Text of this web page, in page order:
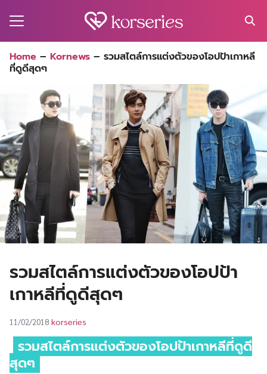
for:
Home – Kornews – รวมสไตล์การแต่งตัวของโอปป้าเกาหลี
ที่ดูดีสุดๆ
รวมสไตล์การแต่งตัวของโอปป้า
เกาหลีที่ดูดีสุดๆ
11/02/2018 korseries
รวมสไตล์การแต่งตัวของโอปป้าเกาหลีที่ดูดี
สุดๆ